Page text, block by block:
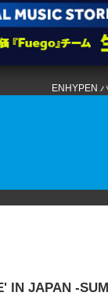
ENHYPEN
IN JAPAN -